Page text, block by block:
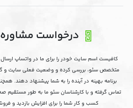
درخواست
کافیست اسم سایت خودر را برای ما در واتساپ ارسال
متخصص سئو، بررسی کرده و وضعیت فعلی سایت و
برنامه بهینه در آینده را به شما پیشنهاد دهند.
تماس گرفته و با کارشناسان سئو ما به طور مستقیم
کسب و کار شما را برای افزایش بازدید و